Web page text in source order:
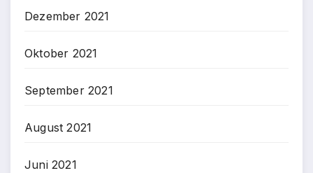
Dezember 2021
Oktober 2021
September 2021
August 2021
Juni 2021